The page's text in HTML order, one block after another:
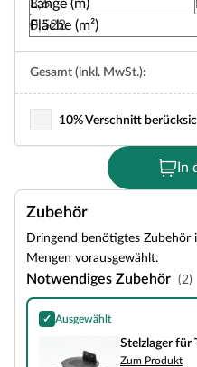
Länge (m)
Fläche (m²)
Gesamt (inkl. MwSt.):
10% Verschnitt
In
Zubehör
Dringend benötigtes Zubehör
Mengen vorausgewählt.
Notwendiges Zubehör (2)
✓ Ausgewählt
Stelzlager für Terrassendielen 30-
Stelzlager für
Zum Produkt